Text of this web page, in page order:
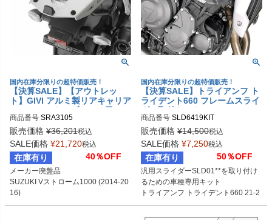
国内在庫分限りの超特価販売！
【決算SALE】【アウトレッ
ト】GIVI アルミ製リアキャリア
MONOKEYトップケース用 SU
ZUKI Vストローム1000 (2014-
2016)
商品番号 SRA3105
販売価格 ¥36,201税込
SALE価格 ¥21,720税込
在庫有り 40％OFF
メーカー廃盤品
SUZUKI Vストローム1000 (2014-20
16)
国内在庫分限りの超特価販売！
【決算SALE】トライアンフ ト
ライデント660 フレームスライ
ダー取付キット GIVI
商品番号 SLD6419KIT
販売価格 ¥14,500税込
SALE価格 ¥7,250税込
在庫有り 50％OFF
汎用スライダーSLD01**を取り付け
るための車種専用キット
トライアンフ トライデント660 21-2
4